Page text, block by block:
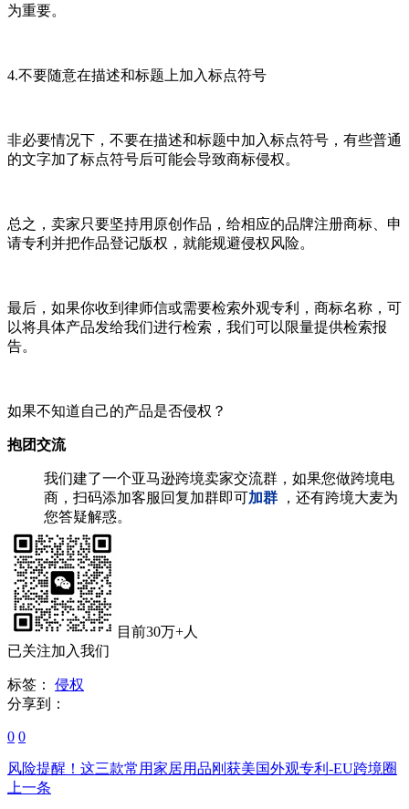
为重要。
4.不要随意在描述和标题上加入标点符号
非必要情况下，不要在描述和标题中加入标点符号，有些普通
的文字加了标点符号后可能会导致商标侵权。
总之，卖家只要坚持用原创作品，给相应的品牌注册商标、申
请专利并把作品登记版权，就能规避侵权风险。
最后，如果你收到律师信或需要检索外观专利，商标名称，可
以将具体产品发给我们进行检索，我们可以限量提供检索报
告。
如果不知道自己的产品是否侵权？
抱团交流
我们建了一个亚马逊跨境卖家交流群，如果您做跨境电
商，扫码添加客服回复加群即可加群
，还有跨境大麦为
您答疑解惑。
目前30万+人
已关注加入我们
标签：
侵权
分享到：
0 0
风险提醒！这三款常用家居用品刚获美国外观专利-EU跨境圈
上一条